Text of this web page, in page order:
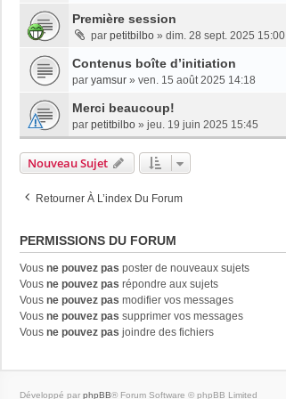
Première session
par petitbilbo » dim. 28 sept. 2025 15:00
Contenus boîte d’initiation
par yamsur » ven. 15 août 2025 14:18
Merci beaucoup!
par petitbilbo » jeu. 19 juin 2025 15:45
Nouveau Sujet
Retourner À L’index Du Forum
PERMISSIONS DU FORUM
Vous ne pouvez pas poster de nouveaux sujets
Vous ne pouvez pas répondre aux sujets
Vous ne pouvez pas modifier vos messages
Vous ne pouvez pas supprimer vos messages
Vous ne pouvez pas joindre des fichiers
Développé par phpBB® Forum Software © phpBB Limited